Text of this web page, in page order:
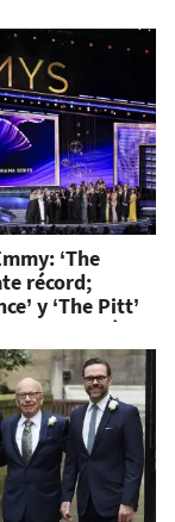
‘The
récord;
y ‘The Pitt’
noche histórica